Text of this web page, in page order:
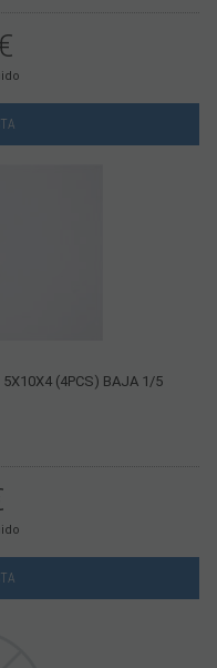
5X10X4 (4PCS) BAJA 1/5